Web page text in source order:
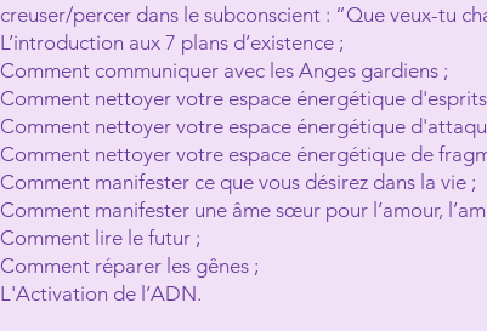
creuser/percer dans le subconscient : “Que veux-tu
L’introduction aux 7 plans d’existence ;
Comment communiquer avec les Anges gardiens ;
Comment nettoyer votre espace énergétique
Comment nettoyer votre espace énergétique
Comment nettoyer votre espace énergétique de
Comment manifester ce que vous désirez dans la vie ;
Comment manifester une âme sœur pour l’amour,
Comment lire le futur ;
Comment réparer les gênes ;
L'Activation de l’ADN.